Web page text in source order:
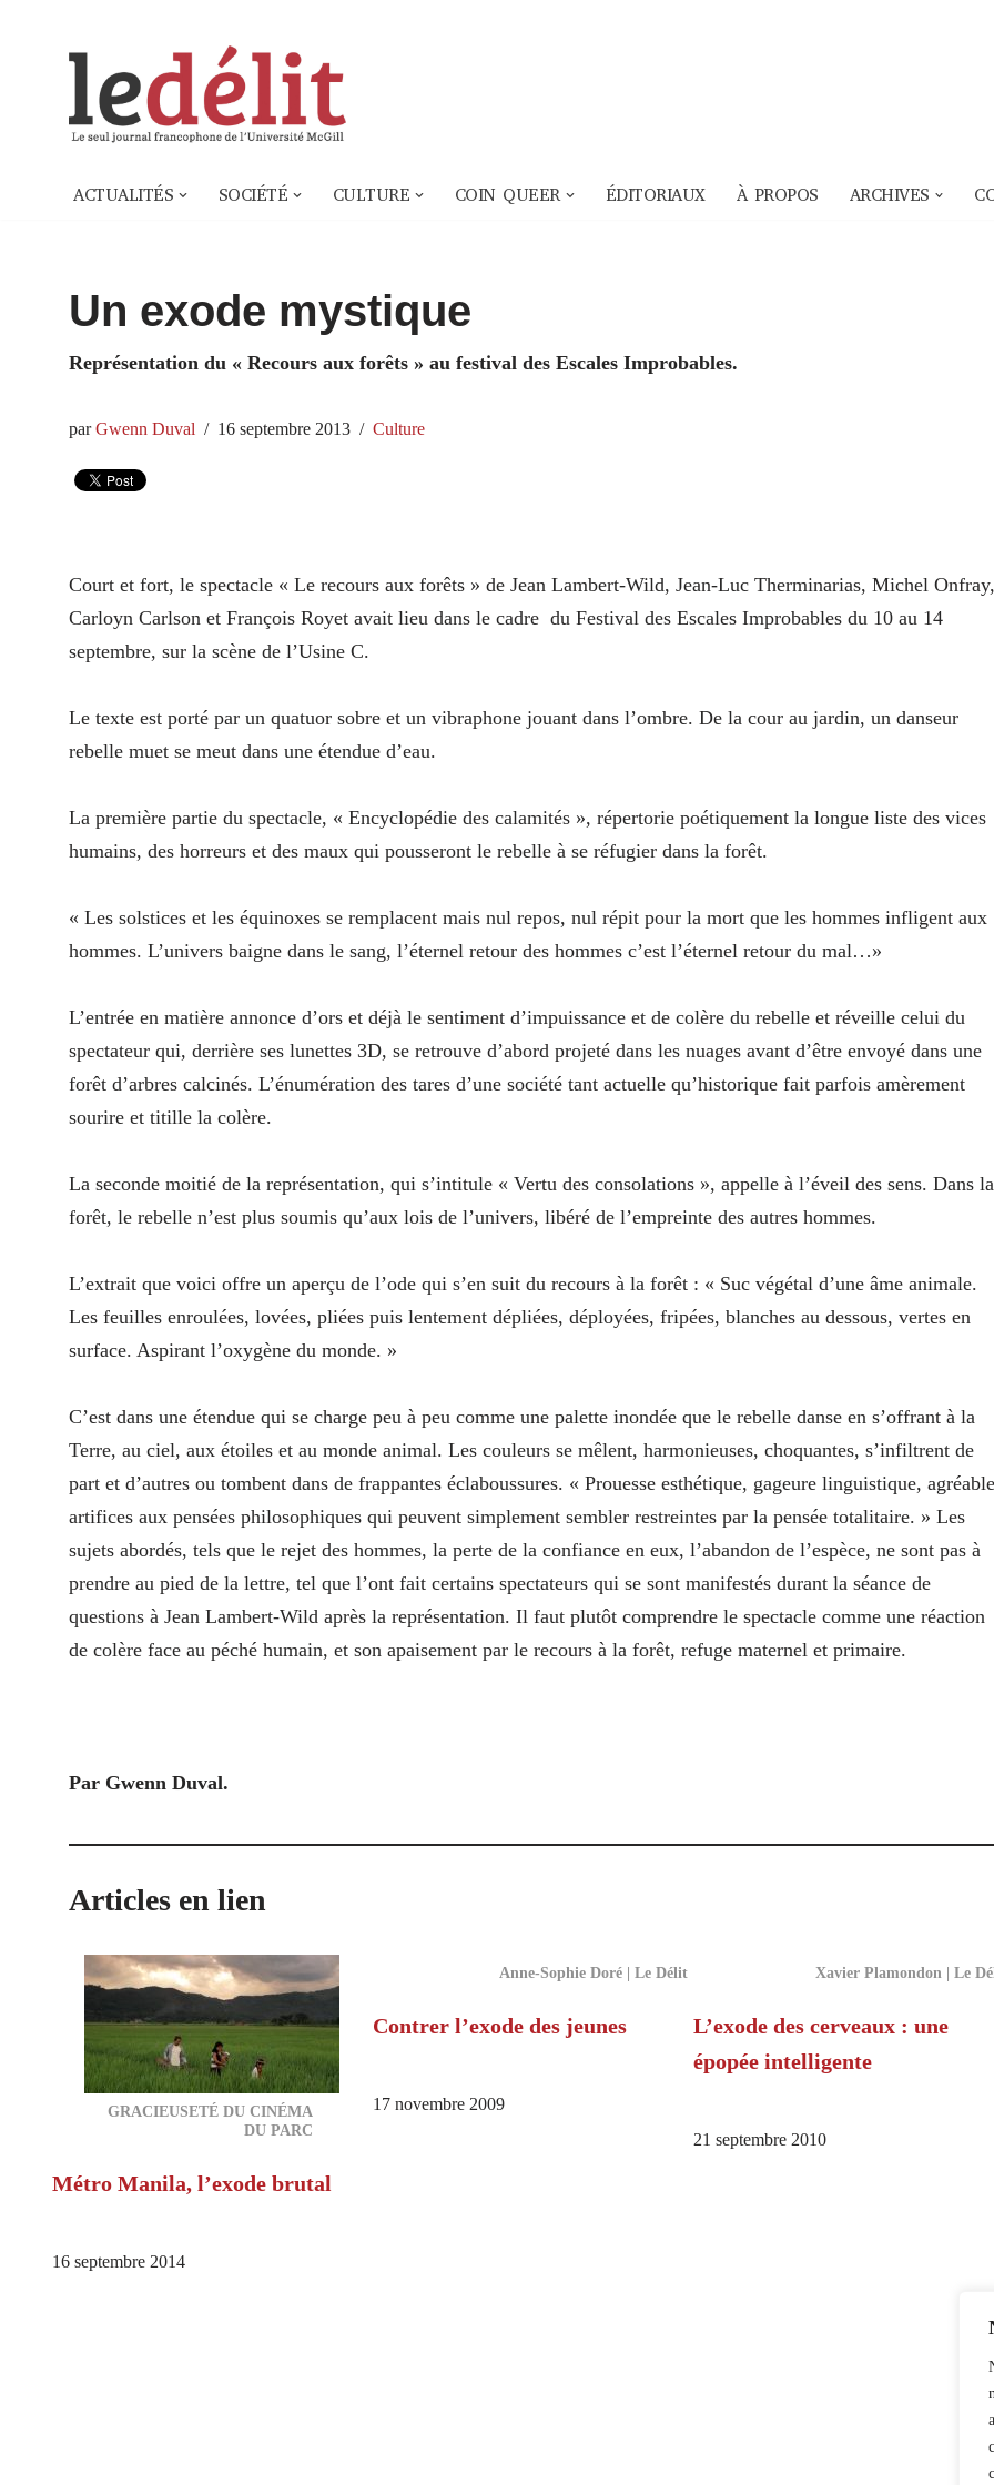
ACTUALITÉS SOCIÉTÉ CULTURE COIN QUEER ÉDITORIAUX À PROPOS ARCHIVES
Un exode mystique
Représentation du « Recours aux forêts » au festival des Escales Improbables.
parGwenn Duval 16 septembre 2013 Culture
Court et fort, le spectacle « Le recours aux forêts » de Jean Lambert-Wild, Jean-Luc Therminarias, Michel Onfray,
Carloyn Carlson et François Royet avait lieu dans le cadre du Festival des Escales Improbables du 10 au 14
septembre, sur la scène de l’Usine C.
Le texte est porté par un quatuor sobre et un vibraphone jouant dans l’ombre. De la cour au jardin, un danseur
rebelle muet se meut dans une étendue d’eau.
La première partie du spectacle, « Encyclopédie des calamités », répertorie poétiquement la longue liste des vices
humains, des horreurs et des maux qui pousseront le rebelle à se réfugier dans la forêt.
« Les solstices et les équinoxes se remplacent mais nul repos, nul répit pour la mort que les hommes infligent aux
hommes. L’univers baigne dans le sang, l’éternel retour des hommes c’est l’éternel retour du mal…»
L’entrée en matière annonce d’ors et déjà le sentiment d’impuissance et de colère du rebelle et réveille celui du
spectateur qui, derrière ses lunettes 3D, se retrouve d’abord projeté dans les nuages avant d’être envoyé dans une
forêt d’arbres calcinés. L’énumération des tares d’une société tant actuelle qu’historique fait parfois amèrement
sourire et titille la colère.
La seconde moitié de la représentation, qui s’intitule « Vertu des consolations », appelle à l’éveil des sens. Dans la
forêt, le rebelle n’est plus soumis qu’aux lois de l’univers, libéré de l’empreinte des autres hommes.
L’extrait que voici offre un aperçu de l’ode qui s’en suit du recours à la forêt : « Suc végétal d’une âme animale.
Les feuilles enroulées, lovées, pliées puis lentement dépliées, déployées, fripées, blanches au dessous, vertes en
surface. Aspirant l’oxygène du monde. »
C’est dans une étendue qui se charge peu à peu comme une palette inondée que le rebelle danse en s’offrant à la
Terre, au ciel, aux étoiles et au monde animal. Les couleurs se mêlent, harmonieuses, choquantes, s’infiltrent de
part et d’autres ou tombent dans de frappantes éclaboussures. « Prouesse esthétique, gageure linguistique,
artifices aux pensées philosophiques qui peuvent simplement sembler restreintes par la pensée totalitaire. » Les
sujets abordés, tels que le rejet des hommes, la perte de la confiance en eux, l’abandon de l’espèce, ne sont pas à
prendre au pied de la lettre, tel que l’ont fait certains spectateurs qui se sont manifestés durant la séance de
questions à Jean Lambert-Wild après la représentation. Il faut plutôt comprendre le spectacle comme une réaction
de colère face au péché humain, et son apaisement par le recours à la forêt, refuge maternel et primaire.
Par Gwenn Duval.
Articles en lien
GRACIEUSETÉ DU CINÉMA
DU PARC
Métro Manila, l’exode brutal
16 septembre 2014
Anne-Sophie Doré | Le Délit
Contrer l’exode des jeunes
17 novembre 2009
Xavier Plamondon | Le
L’exode des cerveaux : une
épopée intelligente
21 septembre 2010